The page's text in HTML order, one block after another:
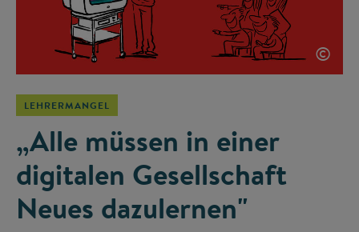
©
LEHRERMANGEL
„Alle müssen in einer
digitalen Gesellschaft
Neues dazulernen"